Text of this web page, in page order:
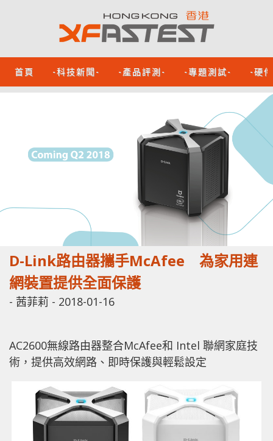
首頁 -科技新聞- -產品評測- -專題測試- -硬
D-Link路由器攜手McAfee 為家用連
網裝置提供全面保護
- 茜菲莉 - 2018-01-16
AC2600無線路由器整合McAfee和 Intel 聯網家庭技
術，提供高效網路、即時保護與輕鬆設定